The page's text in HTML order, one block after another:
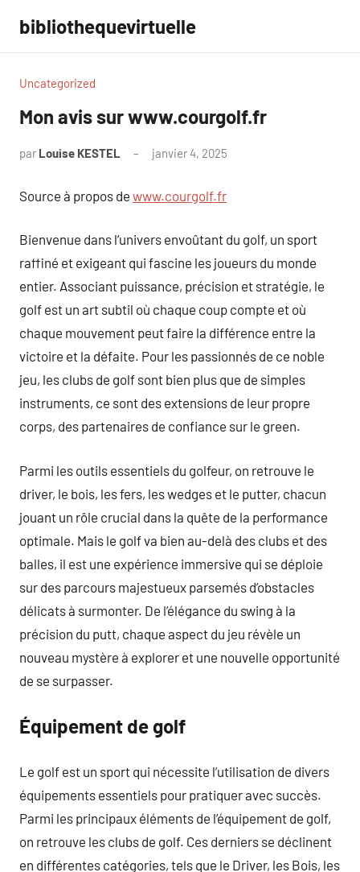
contenu
bibliothequevirtuelle
Uncategorized
Mon avis sur www.courgolf.fr
par Louise KESTEL janvier 4, 2025
Source à propos de www.courgolf.fr
Bienvenue dans l’univers envoûtant du golf, un sport
raffiné et exigeant qui fascine les joueurs du monde
entier. Associant puissance, précision et stratégie, le
golf est un art subtil où chaque coup compte et où
chaque mouvement peut faire la différence entre la
victoire et la défaite. Pour les passionnés de ce noble
jeu, les clubs de golf sont bien plus que de simples
instruments, ce sont des extensions de leur propre
corps, des partenaires de confiance sur le green.
Parmi les outils essentiels du golfeur, on retrouve le
driver, le bois, les fers, les wedges et le putter, chacun
jouant un rôle crucial dans la quête de la performance
optimale. Mais le golf va bien au-delà des clubs et des
balles, il est une expérience immersive qui se déploie
sur des parcours majestueux parsemés d’obstacles
délicats à surmonter. De l’élégance du swing à la
précision du putt, chaque aspect du jeu révèle un
nouveau mystère à explorer et une nouvelle opportunité
de se surpasser.
Équipement de golf
Le golf est un sport qui nécessite l’utilisation de divers
équipements essentiels pour pratiquer avec succès.
Parmi les principaux éléments de l’équipement de golf,
on retrouve les clubs de golf. Ces derniers se déclinent
en différentes catégories, tels que le Driver, les Bois, les